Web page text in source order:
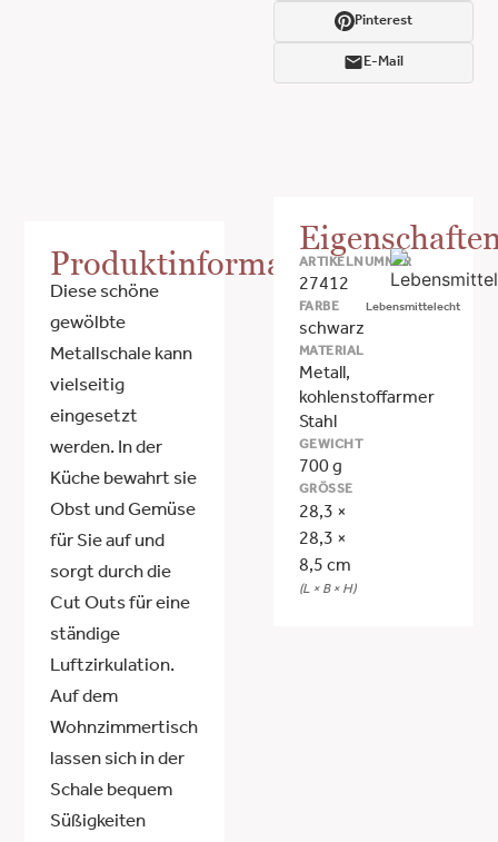
Pinterest
E-Mail
Produktinformationen
Diese schöne
gewölbte
Metallschale kann
vielseitig
eingesetzt
werden. In der
Küche bewahrt sie
Obst und Gemüse
für Sie auf und
sorgt durch die
Cut Outs für eine
ständige
Luftzirkulation.
Auf dem
Wohnzimmertisch
lassen sich in der
Schale bequem
Süßigkeiten
ARTIKELNUMMER
27412
FARBE
schwarz
MATERIAL
Metall,
kohlenstoffarmer
Stahl
GEWICHT
700 g
GRÖSSE
28,3 ×
28,3 ×
8,5 cm
(L × B × H)
Lebensmittelecht